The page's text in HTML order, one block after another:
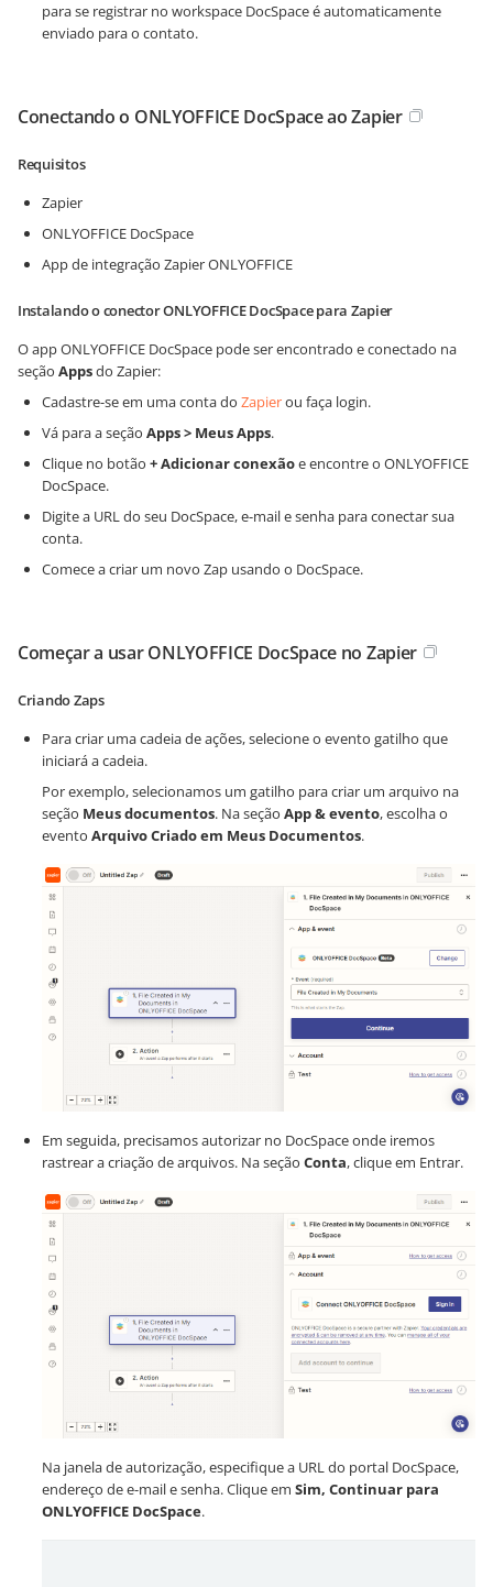
para se registrar no workspace DocSpace é automaticamente
enviado para o contato.
Conectando o ONLYOFFICE DocSpace ao Zapier
Requisitos
Zapier
ONLYOFFICE DocSpace
App de integração Zapier ONLYOFFICE
Instalando o conector ONLYOFFICE DocSpace para Zapier
O app ONLYOFFICE DocSpace pode ser encontrado e conectado na
seção Appsdo Zapier:
Cadastre-se em uma conta do Zapierou faça login.
Vá para a seção Apps > Meus Apps.
Clique no botão + Adicionar conexãoe encontre o ONLYOFFICE
DocSpace.
Digite a URL do seu DocSpace, e-mail e senha para conectar sua
conta.
Comece a criar um novo Zap usando o DocSpace.
Começar a usar ONLYOFFICE DocSpace no Zapier
Criando Zaps
Para criar uma cadeia de ações, selecione o evento gatilho que
iniciará a cadeia.
Por exemplo, selecionamos um gatilho para criar um arquivo na
seção Meus documentos. Na seção App & evento, escolha o
evento Arquivo Criado em Meus Documentos.
Em seguida, precisamos autorizar no DocSpace onde iremos
rastrear a criação de arquivos. Na seção Conta, clique em Entrar.
Na janela de autorização, especifique a URL do portal DocSpace,
endereço de e-mail e senha. Clique em Sim, Continuar para
ONLYOFFICE DocSpace.